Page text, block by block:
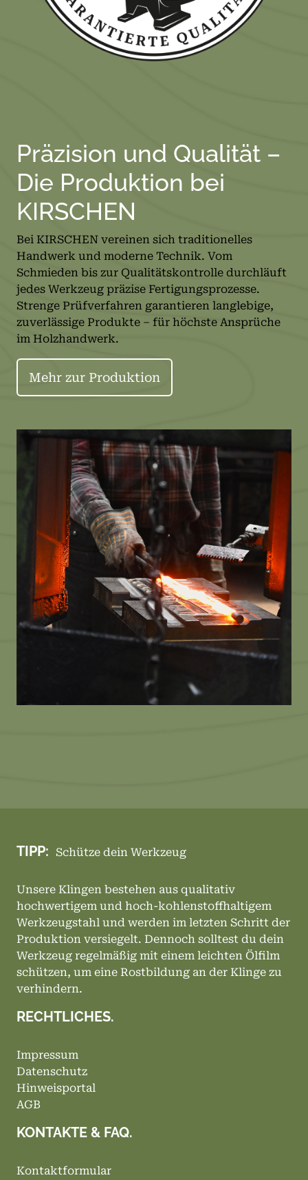
Präzision und Qualität –
Die Produktion bei
KIRSCHEN
Bei KIRSCHEN vereinen sich traditionelles
Handwerk und moderne Technik. Vom
Schmieden bis zur Qualitätskontrolle durchläuft
jedes Werkzeug präzise Fertigungsprozesse.
Strenge Prüfverfahren garantieren langlebige,
zuverlässige Produkte – für höchste Ansprüche
im Holzhandwerk.
Mehr zur Produktion
TIPP: Schütze dein Werkzeug
Unsere Klingen bestehen aus qualitativ
hochwertigem und hoch-kohlenstoffhaltigem
Werkzeugstahl und werden im letzten Schritt der
Produktion versiegelt. Dennoch solltest du dein
Werkzeug regelmäßig mit einem leichten Ölfilm
schützen, um eine Rostbildung an der Klinge zu
verhindern.
RECHTLICHES.
Impressum
Datenschutz
Hinweisportal
AGB
KONTAKTE & FAQ.
Kontaktformular